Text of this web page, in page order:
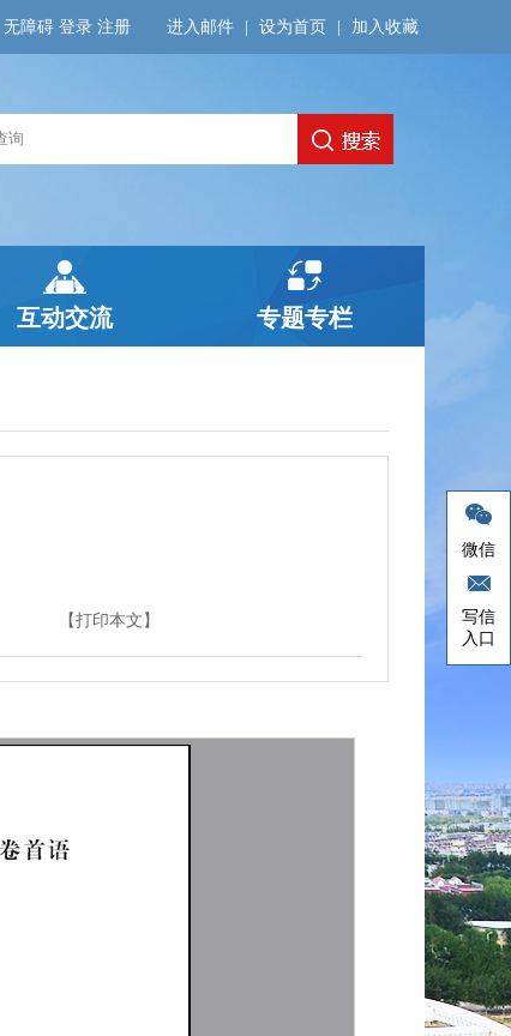
微信
写信
入口
进入邮件 设为首页 加入收藏
无障碍 登录 注册
互动交流 专题专栏
【打印本文】